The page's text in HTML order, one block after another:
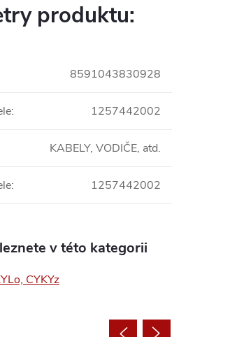
produktu:
8591043830928
: 1257442002
KABELY, VODIČE, atd.
: 1257442002
v této kategorii
CYKYz